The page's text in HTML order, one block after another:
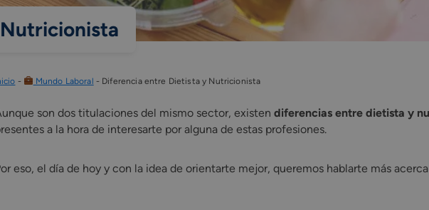
- Mundo Laboral - Diferencia entre Dietista y Nutricionista
son dos titulaciones del mismo sector, existen diferencias entre dietista y
a la hora de interesarte por alguna de estas profesiones.
eso, el día de hoy y con la idea de orientarte mejor, queremos hablarte más